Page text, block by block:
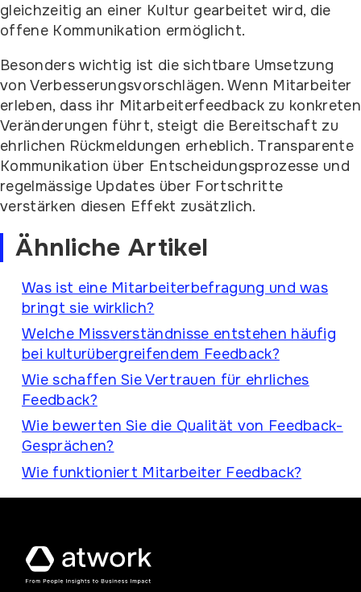
gleichzeitig an einer Kultur gearbeitet wird, die
offene Kommunikation ermöglicht.
Besonders wichtig ist die sichtbare Umsetzung
von Verbesserungsvorschlägen. Wenn Mitarbeiter
erleben, dass ihr Mitarbeiterfeedback zu konkreten
Veränderungen führt, steigt die Bereitschaft zu
ehrlichen Rückmeldungen erheblich. Transparente
Kommunikation über Entscheidungsprozesse und
regelmässige Updates über Fortschritte
verstärken diesen Effekt zusätzlich.
Ähnliche Artikel
Was ist eine Mitarbeiterbefragung und was
bringt sie wirklich?
Welche Missverständnisse entstehen häufig
bei kulturübergreifendem Feedback?
Wie schaffen Sie Vertrauen für ehrliches
Feedback?
Wie bewerten Sie die Qualität von Feedback-
Gesprächen?
Wie funktioniert Mitarbeiter Feedback?